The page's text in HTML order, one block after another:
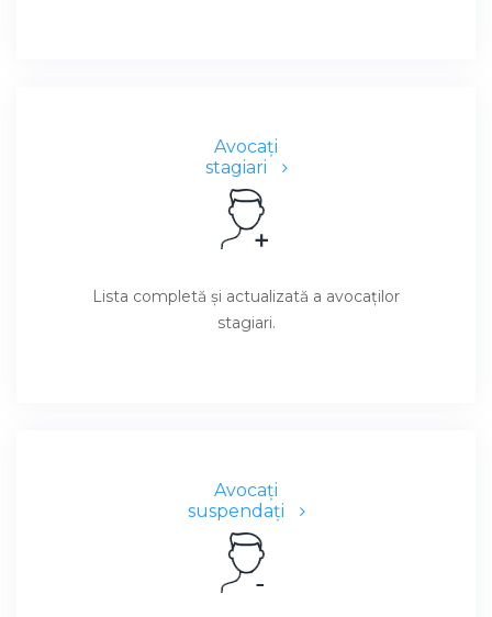
Avocaţi
stagiari
Lista completă şi actualizată a avocaţilor
stagiari.
Avocaţi
suspendaţi